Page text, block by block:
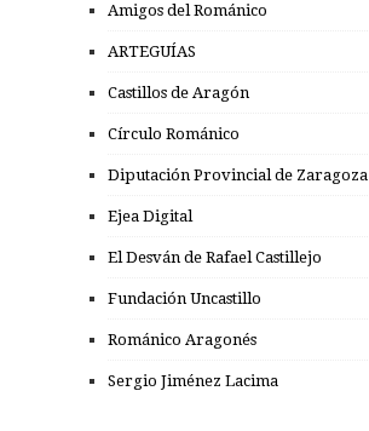
Amigos del Románico
ARTEGUÍAS
Castillos de Aragón
Círculo Románico
Diputación Provincial de Zaragoza
Ejea Digital
El Desván de Rafael Castillejo
Fundación Uncastillo
Románico Aragonés
Sergio Jiménez Lacima